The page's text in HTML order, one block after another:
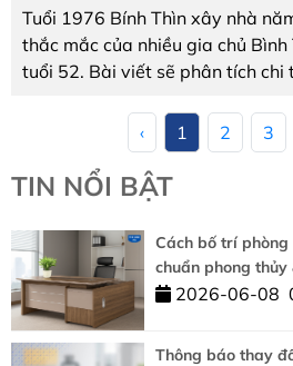
Tuổi 1976 Bính Thìn xây nhà
thắc mắc của nhiều gia chủ
tuổi 52. Bài viết sẽ phân tích chi
hành nạp âm (n.d.), đồng thời gợi
‹ 1 2 3
TIN NỔI BẬT
Cách bố trí
chuẩn phong
2026-06-08
Thông báo thay